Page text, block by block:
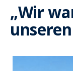
„Wir